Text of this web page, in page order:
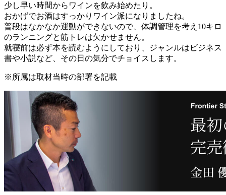
少し早い時間からワインを飲み始めたり。
おかげでお酒はすっかりワイン派になりましたね。
普段はなかなか運動ができないので、体調管理を考え10キロ
のランニングと筋トレは欠かせません。
就寝前は必ず本を読むようにしており、ジャンルはビジネス
書や小説など、その日の気分でチョイスします。
※所属は取材当時の部署を記載